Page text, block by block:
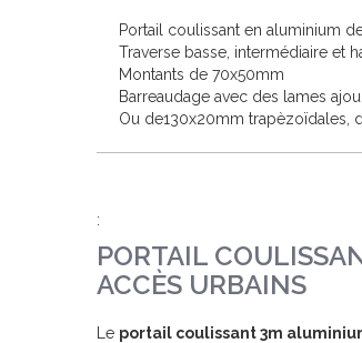
Portail coulissant en aluminium
Traverse basse, intermédiaire et
Montants de 70x50mm
Barreaudage avec des lames
Ou de130x20mm trapèzoïdales,
:
PORTAIL
ACCÈS URBAINS
Le portail coulissant 3m